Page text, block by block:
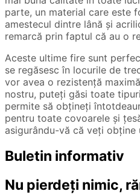
parte, un material care este
amestecul dintre lână și
remarcă prin faptul că au o
Aceste ultime fire sunt
se regăsesc în locurile de
vor avea o rezistență
nostru, puteți găsi toate
permite să obțineți
pentru toate covoarele și
asigurându-vă că veți obține
Buletin informativ
Nu pierdeți nimic,